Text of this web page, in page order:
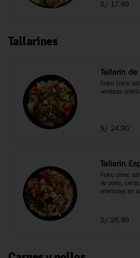
S/ 17.90
Tallarines
Tallarin
Fideo chino
verduras
S/ 24.90
Tallarin
Fideo chino
de pollo,
orientales en
S/ 26.90